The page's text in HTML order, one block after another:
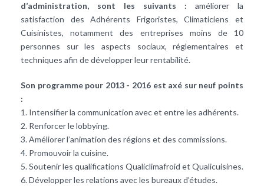
d’administration, sont les suivants : améliorer la
satisfaction des Adhérents Frigoristes, Climaticiens et
Cuisinistes, notamment des entreprises moins de 10
personnes sur les aspects sociaux, réglementaires et
techniques afin de développer leur rentabilité.
Son programme pour 2013 - 2016 est axé sur neuf points
:
1. Intensifier la communication avec et entre les adhérents.
2. Renforcer le lobbying.
3. Améliorer l’animation des régions et des commissions.
4. Promouvoir la cuisine.
5. Soutenir les qualifications Qualiclimafroid et Qualicuisines.
6. Développer les relations avec les bureaux d’études.